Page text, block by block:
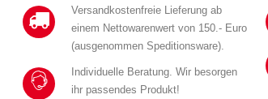
Versandkostenfreie Lieferung ab
einem Nettowarenwert von 150.- Euro
(ausgenommen Speditionsware).
Individuelle Beratung. Wir besorgen
ihr passendes Produkt!